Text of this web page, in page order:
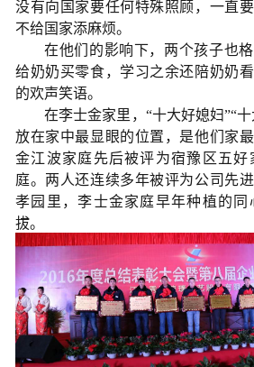
没有向国家要任何特殊照顾，一直
不给国家添麻烦。
在他们的影响下，两个孩子也
给奶奶买零食，学习之余还陪奶奶
的欢声笑语。
在李士金家里，“十大好媳妇”“
放在家中最显眼的位置，是他们家
金江波家庭先后被评为宿豫区五好
庭。两人还连续多年被评为公司先
孝园里，李士金家庭早年种植的
拔。